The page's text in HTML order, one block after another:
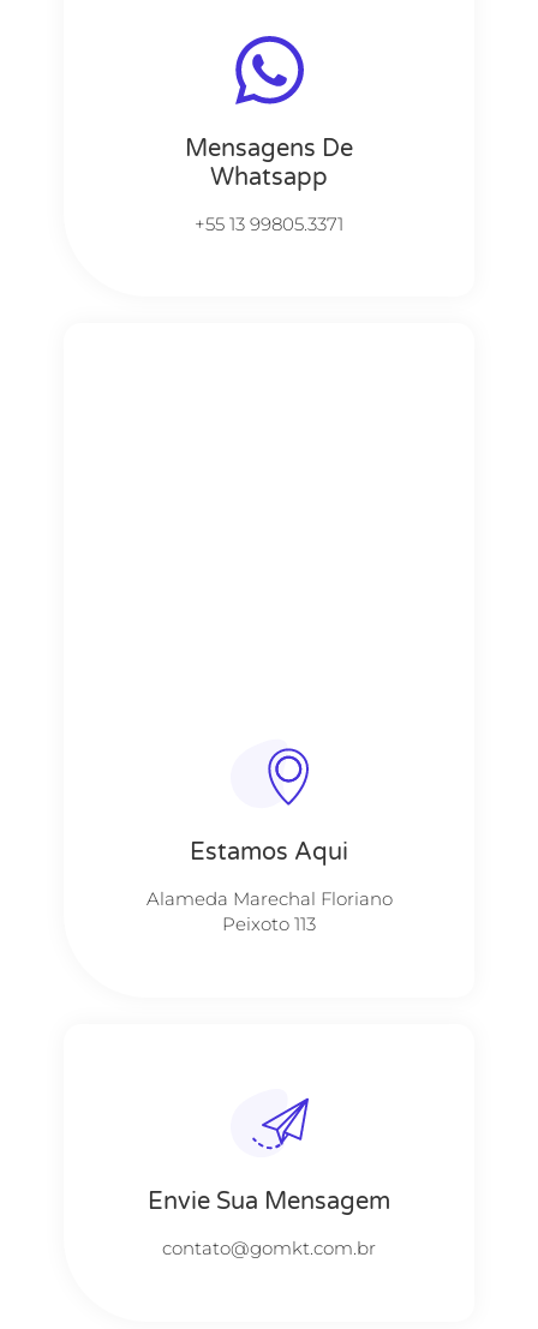
Mensagens De
Whatsapp
+55 13 99805.3371
Estamos Aqui
Alameda Marechal Floriano
Peixoto 113
Envie Sua Mensagem
contato@gomkt.com.br